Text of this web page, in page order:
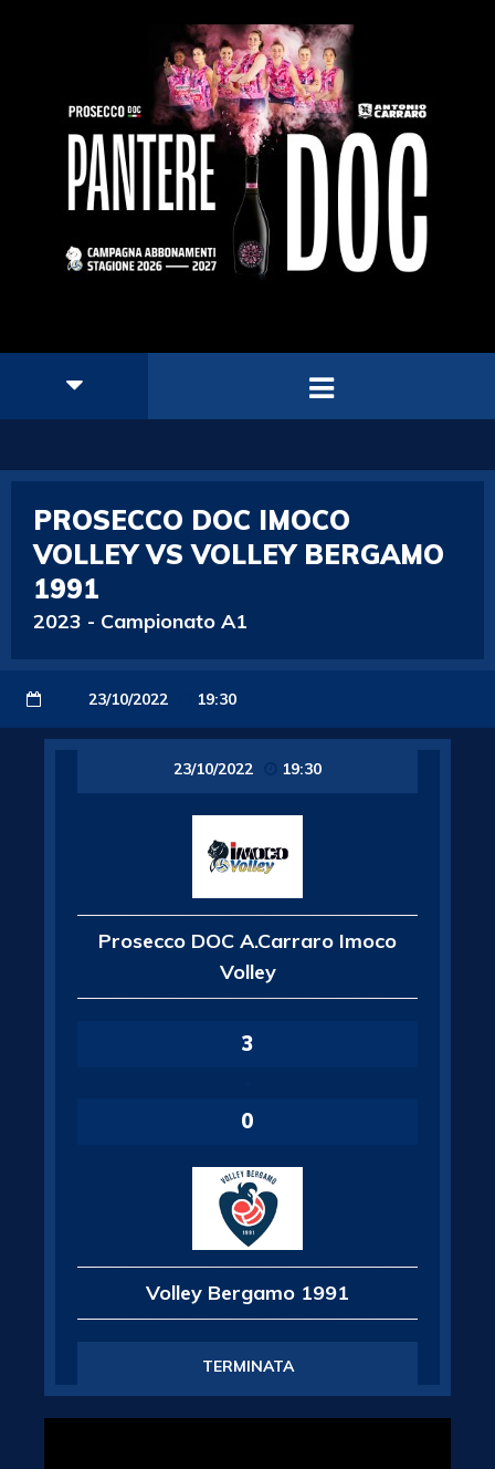
PROSECCO DOC IMOCO
VOLLEY VS VOLLEY BERGAMO
1991
2023 - Campionato A1
23/10/2022 19:30
23/10/2022 19:30
Prosecco DOC A.Carraro Imoco
Volley
3
0
Volley Bergamo 1991
TERMINATA